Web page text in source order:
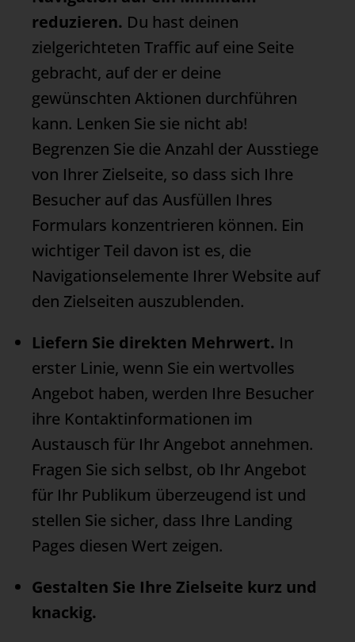
reduzieren. Du hast deinen
zielgerichteten Traffic auf eine Seite
gebracht, auf der er deine
gewünschten Aktionen durchführen
kann. Lenken Sie sie nicht ab!
Begrenzen Sie die Anzahl der Ausstiege
von Ihrer Zielseite, so dass sich Ihre
Besucher auf das Ausfüllen Ihres
Formulars konzentrieren können. Ein
wichtiger Teil davon ist es, die
Navigationselemente Ihrer Website auf
den Zielseiten auszublenden.
Liefern Sie direkten Mehrwert. In
erster Linie, wenn Sie ein wertvolles
Angebot haben, werden Ihre Besucher
ihre Kontaktinformationen im
Austausch für Ihr Angebot annehmen.
Fragen Sie sich selbst, ob Ihr Angebot
für Ihr Publikum überzeugend ist und
stellen Sie sicher, dass Ihre Landing
Pages diesen Wert zeigen.
Gestalten Sie Ihre Zielseite kurz und
knackig.